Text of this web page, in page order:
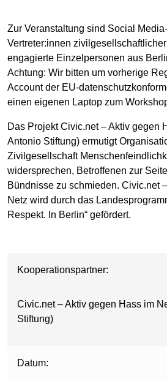
Zur Veranstaltung sind Social
Vertreter:innen
engagierte Einzelpersonen aus
Achtung: Wir bitten um vorherige
Account der EU-
einen eigenen Laptop zum
Das Projekt Civic.net – Aktiv gegen
Antonio Stiftung) ermutigt
Zivilgesellschaft
widersprechen, Betroffenen zur
Bündnisse zu schmieden. Civic.net
Netz wird durch das
Respekt. In Berlin“ gefördert.
Kooperationspartner:
Civic.net – Aktiv gegen Hass im
Stiftung)
Datum: